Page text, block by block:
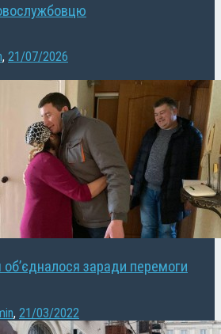
, 21/07/2026
заради перемоги
, 21/03/2022